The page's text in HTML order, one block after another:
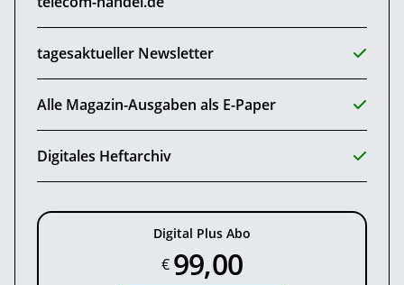
tagesaktueller Newsletter
Alle Magazin-Ausgaben als E-Paper
Digitales Heftarchiv
Digital Plus Abo
€ 99,00